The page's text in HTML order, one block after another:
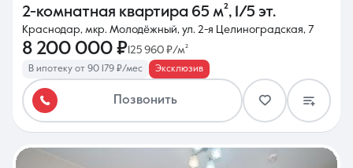
2-комнатная квартира 65 м², 1/5 эт.
Краснодар, мкр. Молодёжный, ул. 2-я Целиноградская, 7
8 200 000 ₽ 125 960 ₽/м²
В ипотеку от 90 179 ₽/мес Эксклюзив
Позвонить